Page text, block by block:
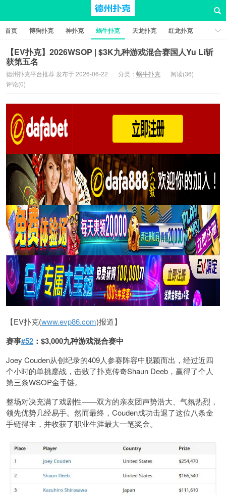
首页 博狗扑克 神扑克 蜗牛扑克 天龙扑克
红龙扑克
新葡京棋牌
红星扑克 扑克之星 比特币扑克
【EV扑克】2026WSOP | $3K九种游戏混合赛国人Yu Li斩
获第五名
德州扑克平台推荐 发布于 2026-06-22 分类： 蜗牛扑克
阅读(36)
评论(0)
【EV扑克(www.evp86.com)报道】
赛事#52 ：$3,000九种游戏混合赛中
Joey Couden从创纪录的409人参赛阵容中脱颖而出，经过近四
个小时的单挑鏖战，击败了扑克传奇Shaun Deeb，赢得了个人
第三条WSOP金手链。
整场对决充满了戏剧性——双方的亲友团声势浩大、气氛热烈，
领先优势几经易手。然而最终，Couden成功击退了这位八条金
手链得主，并收获了职业生涯最大一笔奖金。